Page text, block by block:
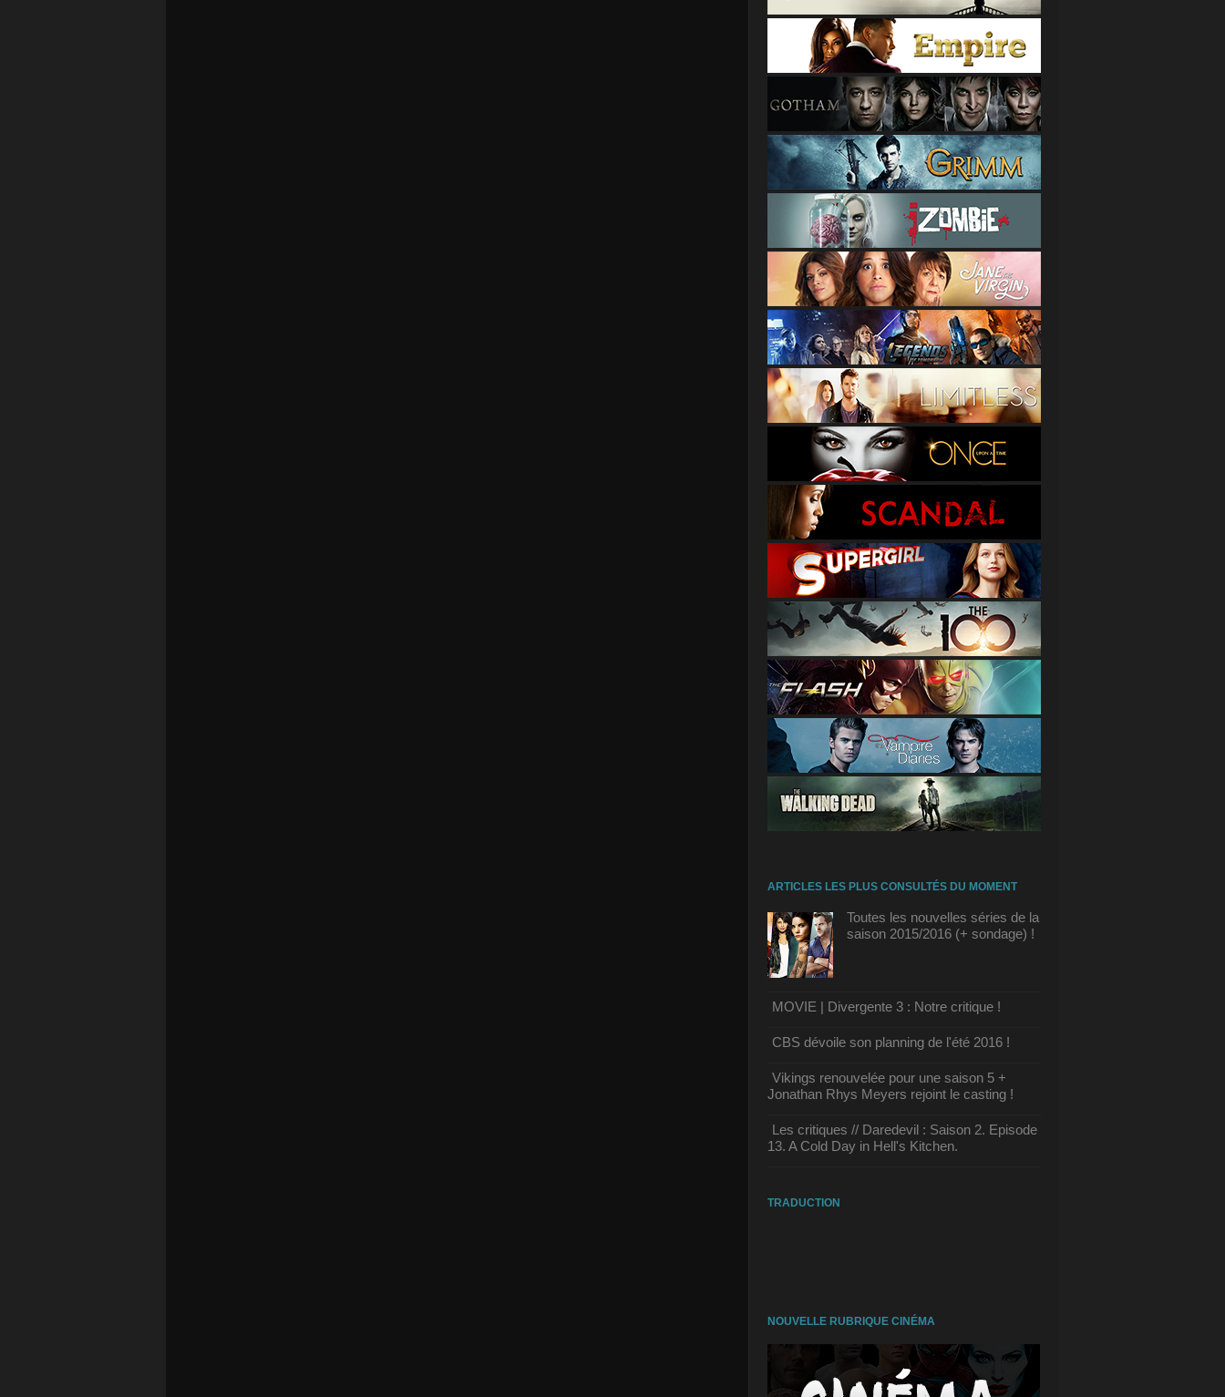
ARTICLES LES PLUS CONSULTÉS DU MOMENT
Toutes les nouvelles séries de la
saison 2015/2016 (+ sondage) !
MOVIE | Divergente 3 : Notre critique !
CBS dévoile son planning de l'été 2016 !
Vikings renouvelée pour une saison 5 +
Jonathan Rhys Meyers rejoint le casting !
Les critiques // Daredevil : Saison 2. Episode
13. A Cold Day in Hell's Kitchen.
TRADUCTION
NOUVELLE RUBRIQUE CINÉMA